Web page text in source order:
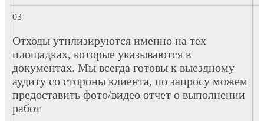
Отходы утилизируются именно на тех
площадках, которые указываются в
документах. Мы всегда готовы к выездному
аудиту со стороны клиента, по запросу можем
предоставить фото/видео отчет о выполнении
работ